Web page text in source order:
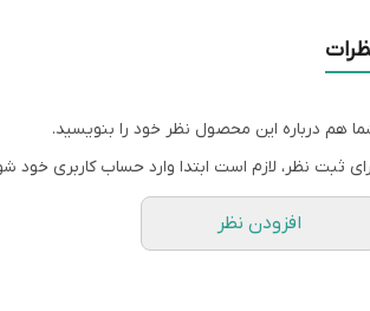
هم درباره این محصول نظر خود را بنویسید.
ثبت نظر، لازم است ابتدا وارد حساب کاربری خود
افزودن نظر